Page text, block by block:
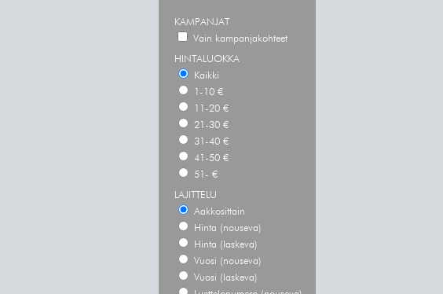
KAMPANJAT
Vain kampanjakohteet
HINTALUOKKA
Kaikki
1-10 €
11-20 €
21-30 €
31-40 €
41-50 €
51- €
LAJITTELU
Aakkosittain
Hinta (nouseva)
Hinta (laskeva)
Vuosi (nouseva)
Vuosi (laskeva)